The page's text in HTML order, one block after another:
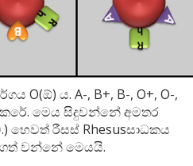
ය. A-, B+, B-, O+, O-,
මෙය සිදුවන්නේ අමතර
රීසස් Rhesusසාධකය
වන්නේ මෙයයි.